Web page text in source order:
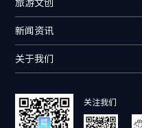
旅游文创
新闻资讯
关于我们
关注我们